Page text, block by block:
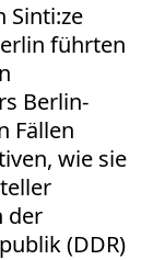
Sinti:ze
führten
Berlin-
Fällen
wie sie
der
(DDR)